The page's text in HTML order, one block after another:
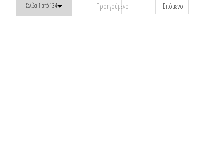
Σελίδα 1 από 134 Προηγούμενο Επόμενο